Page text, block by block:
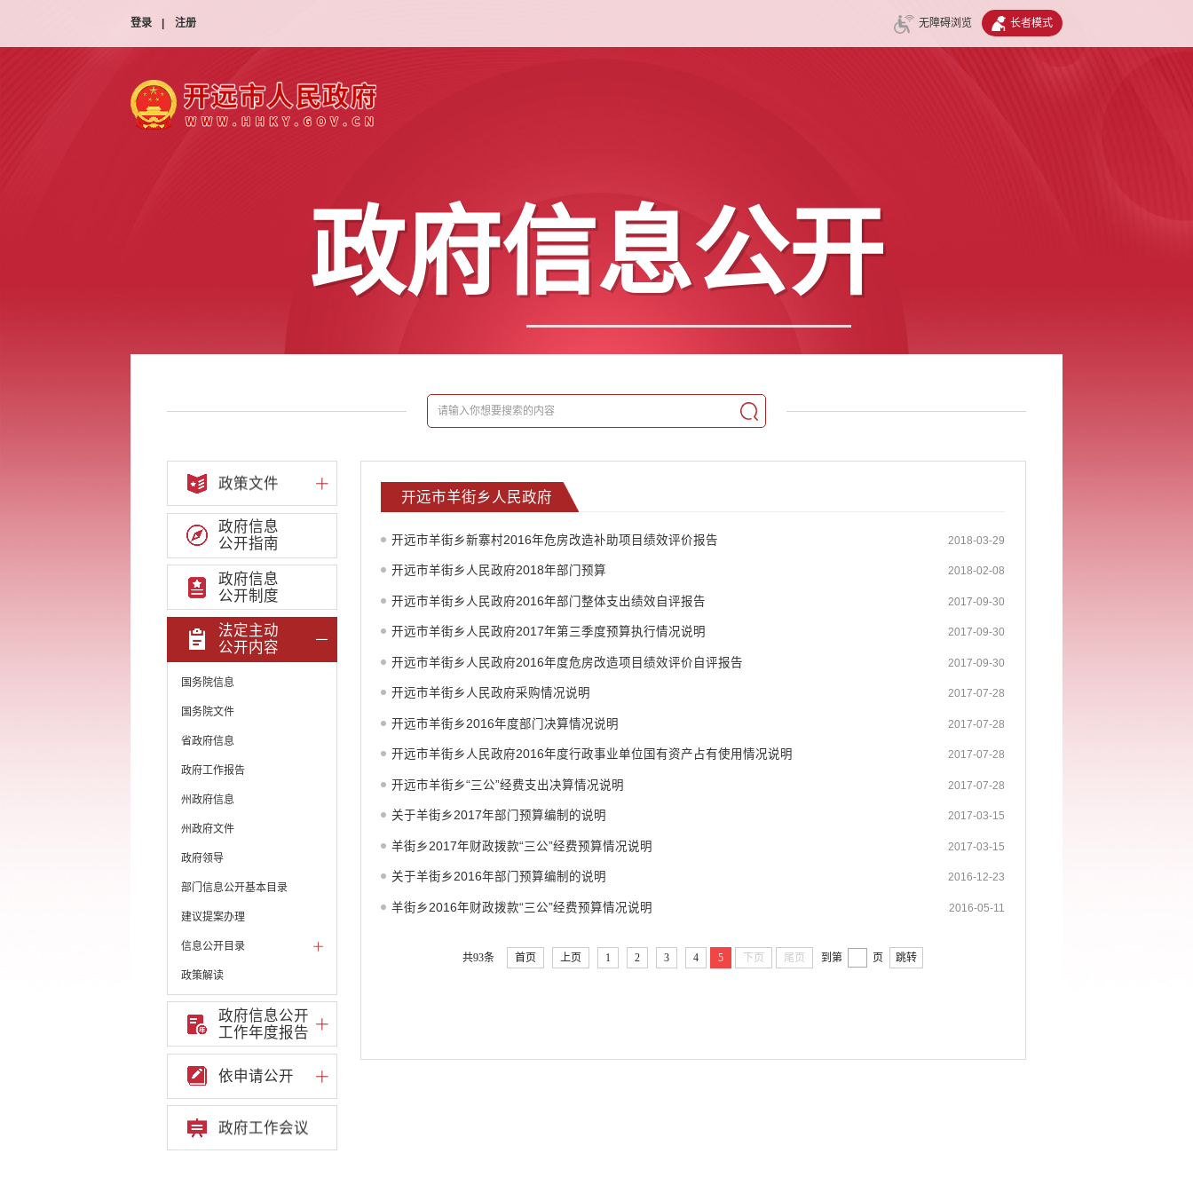
登录 注册 无障碍浏览 长者模式
政府信息公开
政策文件
政府信息
公开指南
政府信息
公开制度
法定主动
公开内容
国务院信息
国务院文件
省政府信息
政府工作报告
州政府信息
州政府文件
政府领导
部门信息公开基本目录
建议提案办理
信息公开目录
政策解读
机构职能和权责清单
自然资源政务公开
重点领域信息公开
部门单位专栏
中共开远市委办公室
政府信息公开
工作年度报告
依申请公开
政府工作会议
开远市羊街乡人民政府
开远市羊街乡新寨村2016年危房改造补助项目绩效评价报告 2018-03-29
开远市羊街乡人民政府2018年部门预算 2018-02-08
开远市羊街乡人民政府2016年部门整体支出绩效自评报告 2017-09-30
开远市羊街乡人民政府2017年第三季度预算执行情况说明 2017-09-30
开远市羊街乡人民政府2016年度危房改造项目绩效评价自评报告 2017-09-30
开远市羊街乡人民政府采购情况说明 2017-07-28
开远市羊街乡2016年度部门决算情况说明 2017-07-28
开远市羊街乡人民政府2016年度行政事业单位国有资产占有使用情况说明 2017-07-28
开远市羊街乡“三公”经费支出决算情况说明 2017-07-28
关于羊街乡2017年部门预算编制的说明 2017-03-15
羊街乡2017年财政拨款“三公”经费预算情况说明 2017-03-15
关于羊街乡2016年部门预算编制的说明 2016-12-23
羊街乡2016年财政拨款“三公”经费预算情况说明 2016-05-11
共93条 首页 上页 1 2 3 4 5 下页 尾页 到第 页 跳转